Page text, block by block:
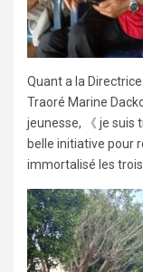
Quant a la
Traoré Marine
jeunesse, 《 je suis
belle initiative pour
immortalisé les